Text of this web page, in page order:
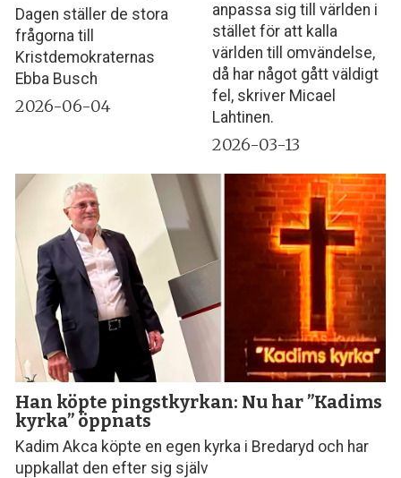
Dagen ställer de stora
frågorna till
Kristdemokraternas
Ebba Busch
2026-06-04
anpassa sig till världen i
stället för att kalla
världen till omvändelse,
då har något gått väldigt
fel, skriver Micael
Lahtinen.
2026-03-13
Han köpte pingstkyrkan: Nu har ”Kadims
kyrka” öppnats
Kadim Akca köpte en egen kyrka i Bredaryd och har
uppkallat den efter sig själv